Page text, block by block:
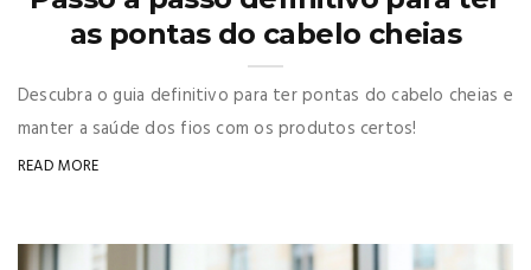
as pontas do cabelo cheias
Descubra o guia definitivo para ter pontas do cabelo cheias e
manter a saúde dos fios com os produtos certos!
READ MORE